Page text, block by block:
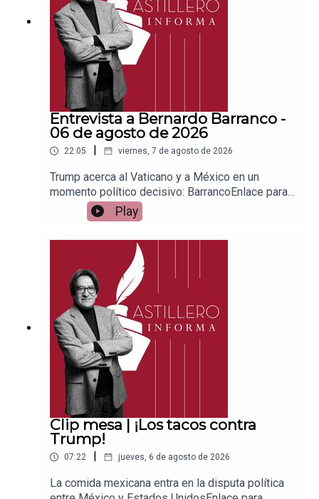
Entrevista a Bernardo Barranco -
06 de agosto de 2026
22:05 | viernes, 7 de agosto de 2026
Trump acerca al Vaticano y a México en un
momento político decisivo: BarrancoEnlace para
apoyar vía
Patreon:https://www.patreon.com/julioastilleroEnl
ace para hacer donaciones vía
PayPal:https://www.paypal.me/julioastilleroCuent
a para hacer transferencias a cuenta BBVA a
nombre de Julio Hernández López:
1539408017CLABE: 012 320 01539408017
2Tienda:https://julioastillerotienda.com/
Play
Clip mesa | ¡Los tacos contra
Trump!
07:22 jueves, 6 de agosto de 2026
La comida mexicana entra en la disputa política